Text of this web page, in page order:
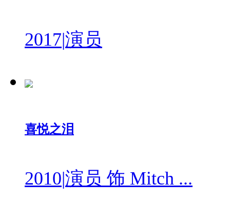
2017|演员
喜悦之泪
2010|演员 饰 Mitch ...